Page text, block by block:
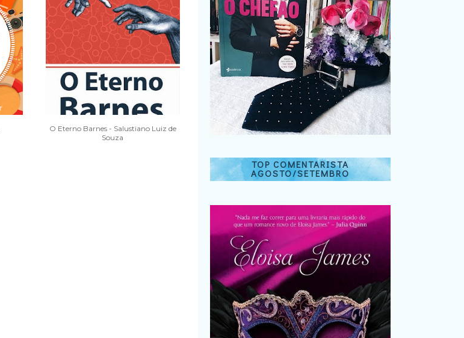
O Eterno Barnes - Salustiano Luiz de
Souza
TOP COMENTARISTA
AGOSTO/SETEMBRO